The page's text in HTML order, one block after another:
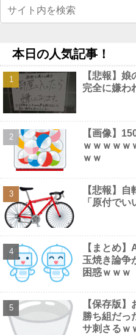
円」→「297円」！男だらけの
ィ！『バクくん』も全巻99円！
西武・中村剛也、一軍昇格が秒
【動画】 三上悠亜さん、乳首
ｗｗｗ NEW!
格安電気代のためにインフラ
猛暑が直撃してしまった結果……
【動画】 配信女子さん、飼い
【悲報】30歳過ぎても売れ残
ｗｗｗｗｗｗｗｗｗｗ他 NEW!
【画像】 風俗店のホームペー
話題にｗｗｗｗｗｗ
本日の人気記事！
【悲報】
完全に嫌わ
【画像】
ｗｗｗｗｗ
ｗｗ
【悲報】
「原付で
【まとめ
玉焼き論争
困惑ｗｗｗ
【保存版
勝ち組だっ
サ刺さるｗ